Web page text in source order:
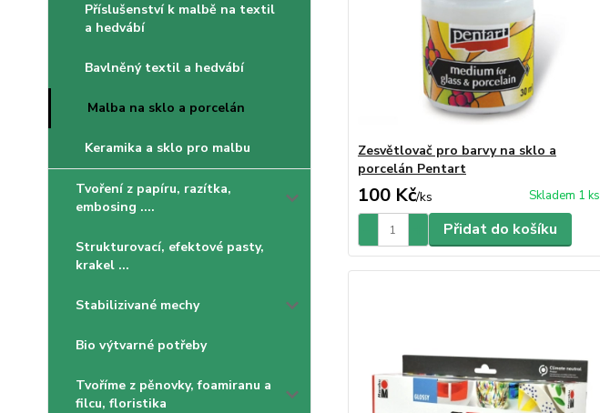
Příslušenství k malbě na textil
a hedvábí
Bavlněný textil a hedvábí
Malba na sklo a porcelán
Keramika a sklo pro malbu
Tvoření z papíru, razítka,
embosing ....
Strukturovací, efektové pasty,
krakel ...
Stabilizivané mechy
Bio výtvarné potřeby
Tvoříme z pěnovky, foamiranu a
filcu, floristika
Zesvětlovač pro barvy na sklo a
porcelán Pentart
100 Kč/ks Skladem 1 ks
Přidat do košíku